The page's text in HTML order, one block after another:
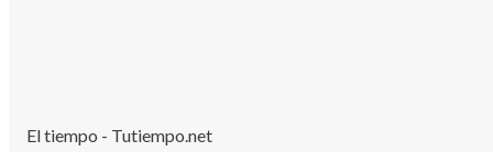
El tiempo - Tutiempo.net